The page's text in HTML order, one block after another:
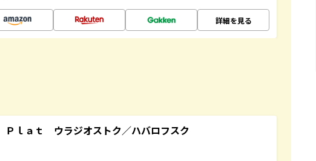
詳細を見る
ｌａｔ ウラジオストク／ハバロフスク